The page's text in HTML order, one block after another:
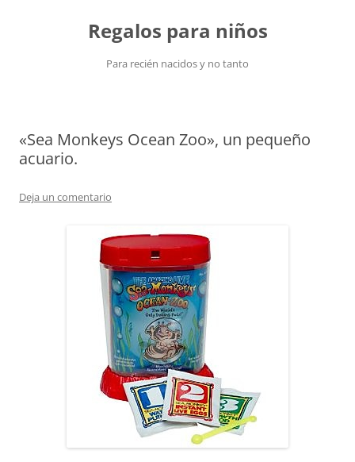
Regalos para niños
Para recién nacidos y no tanto
«Sea Monkeys Ocean Zoo», un pequeño
acuario.
Deja un comentario